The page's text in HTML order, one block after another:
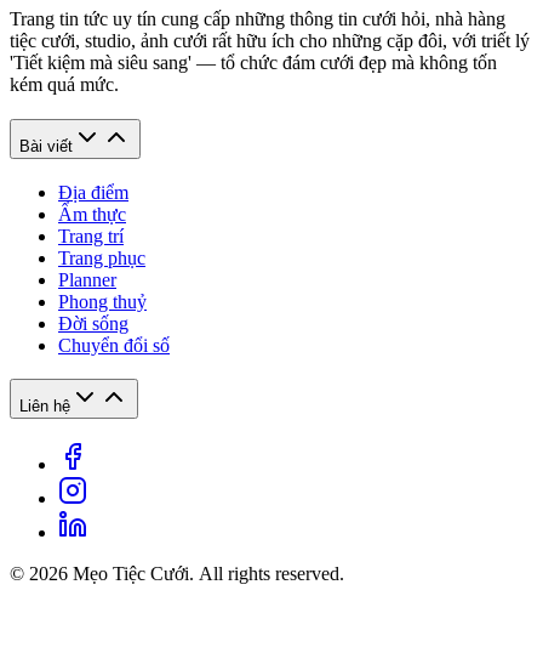
Trang tin tức uy tín cung cấp những thông tin cưới hỏi, nhà hàng
tiệc cưới, studio, ảnh cưới rất hữu ích cho những cặp đôi, với triết lý
'Tiết kiệm mà siêu sang' — tổ chức đám cưới đẹp mà không tốn
kém quá mức.
Bài viết
Địa điểm
Ẩm thực
Trang trí
Trang phục
Planner
Phong thuỷ
Đời sống
Chuyển đổi số
Liên hệ
© 2026 Mẹo Tiệc Cưới. All rights reserved.